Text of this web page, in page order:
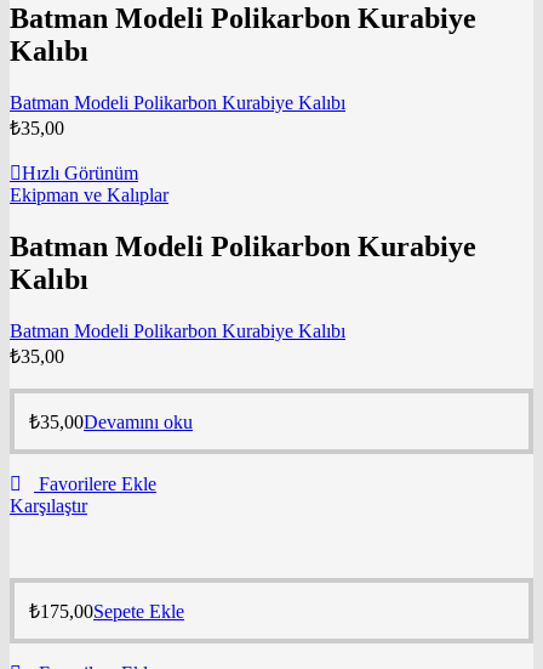
Batman Modeli Polikarbon Kurabiye
Kalıbı
Batman Modeli Polikarbon Kurabiye Kalıbı
₺35,00
Hızlı Görünüm
Ekipman ve Kalıplar
Batman Modeli Polikarbon Kurabiye
Kalıbı
Batman Modeli Polikarbon Kurabiye Kalıbı
₺35,00
₺35,00Devamını oku
Favorilere Ekle
Karşılaştır
₺175,00Sepete Ekle